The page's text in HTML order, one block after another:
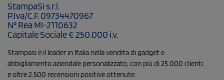
StampaSi s.r.l.
P.Iva/C.F. 09734470967
N° Rea MI-2110632
Capitale Sociale € 250.000 i.v.
Stampasi è il leader in Italia nella vendita di gadget e
abbigliamento aziendale personalizzato, con più di 25.000 clienti
e oltre 2.500 recensioni positive ottenute.